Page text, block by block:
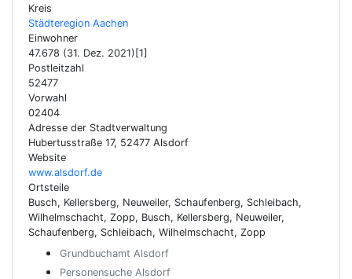
Kreis
Städteregion Aachen
Einwohner
47.678 (31. Dez. 2021)[1]
Postleitzahl
52477
Vorwahl
02404
Adresse der Stadtverwaltung
Hubertusstraße 17, 52477 Alsdorf
Website
www.alsdorf.de
Ortsteile
Busch, Kellersberg, Neuweiler, Schaufenberg, Schleibach,
Wilhelmschacht, Zopp, Busch, Kellersberg, Neuweiler,
Schaufenberg, Schleibach, Wilhelmschacht, Zopp
Grundbuchamt Alsdorf
Personensuche Alsdorf